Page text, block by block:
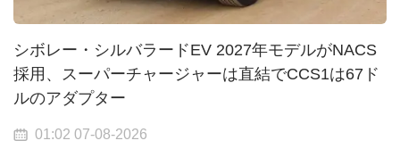
シボレー・シルバラードEV 2027年モデルがNACS
採用、スーパーチャージャーは直結でCCS1は67ド
ルのアダプター
01:02 07-08-2026